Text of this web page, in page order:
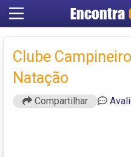
Encontra
Clube
Natação
Compartilhar